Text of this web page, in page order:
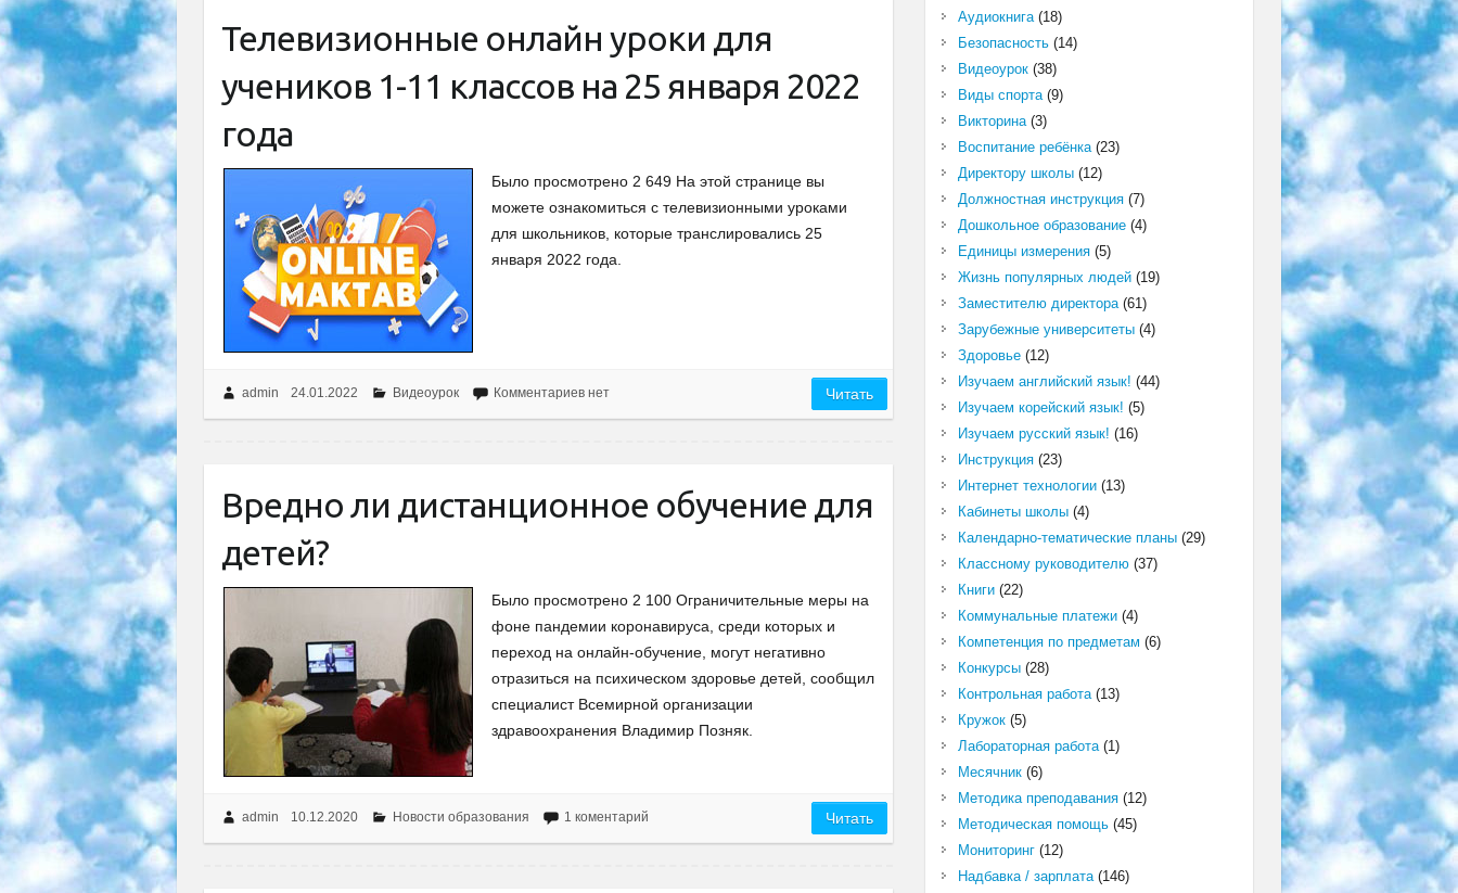
Телевизионные онлайн уроки для
учеников 1-11 классов на 25 января 2022
года
Было просмотрено 2 649 На этой странице вы
можете ознакомиться с телевизионными уроками
для школьников, которые транслировались 25
января 2022 года.
admin 24.01.2022 Видеоурок Комментариев нет Читать
Вредно ли дистанционное обучение для
детей?
Было просмотрено 2 100 Ограничительные меры на
фоне пандемии коронавируса, среди которых и
переход на онлайн-обучение, могут негативно
отразиться на психическом здоровье детей, сообщил
специалист Всемирной организации
здравоохранения Владимир Позняк.
admin 10.12.2020 Новости образования 1 коментарий Читать
Аудиокнига(18)
Безопасность(14)
Видеоурок(38)
Виды спорта(9)
Викторина(3)
Воспитание ребёнка(23)
Директору школы(12)
Должностная инструкция(7)
Дошкольное образование(4)
Единицы измерения(5)
Жизнь популярных людей(19)
Заместителю директора(61)
Зарубежные университеты(4)
Здоровье(12)
Изучаем английский язык! (44)
Изучаем корейский язык! (5)
Изучаем русский язык! (16)
Инструкция(23)
Интернет технологии(13)
Кабинеты школы(4)
Календарно-тематические планы(29)
Классному руководителю(37)
Книги(22)
Коммунальные платежи(4)
Компетенция по предметам (6)
Конкурсы(28)
Контрольная работа(13)
Кружок(5)
Лабораторная работа(1)
Месячник(6)
Методика преподавания(12)
Методическая помощь(45)
Мониторинг(12)
Надбавка / зарплата(146)